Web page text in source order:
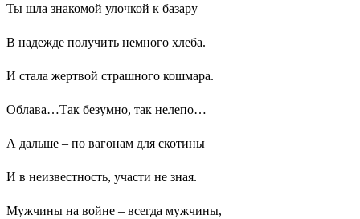
Ты шла знакомой улочкой к базару
В надежде получить немного хлеба.
И стала жертвой страшного кошмара.
Облава…Так безумно, так нелепо…
А дальше – по вагонам для скотины
И в неизвестность, участи не зная.
Мужчины на войне – всегда мужчины,